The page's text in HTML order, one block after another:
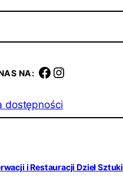
NA: facebook instagram
dostępności
i Restauracji Dzieł Sztuki